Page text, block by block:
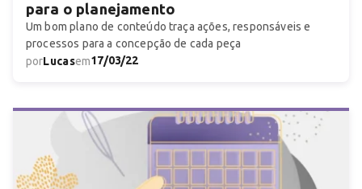
para o planejamento
Um bom plano de conteúdo traça ações, responsáveis e
processos para a concepção de cada peça
porLucasem17/03/22